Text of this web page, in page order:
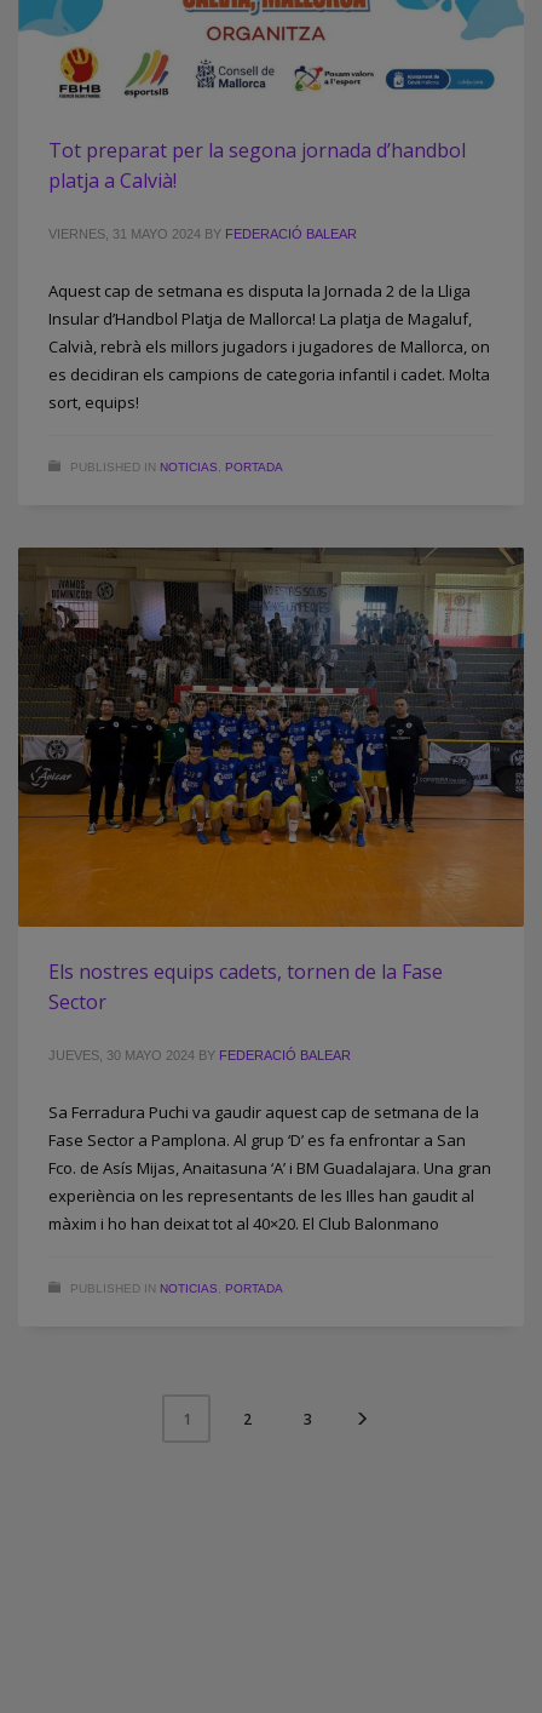
Tot preparat per la segona jornada d’handbol
platja a Calvià!
VIERNES, 31 MAYO 2024 BY FEDERACIÓ BALEAR
Aquest cap de setmana es disputa la Jornada 2 de la Lliga
Insular d’Handbol Platja de Mallorca! La platja de Magaluf,
Calvià, rebrà els millors jugadors i jugadores de Mallorca, on
es decidiran els campions de categoria infantil i cadet. Molta
sort, equips!
PUBLISHED IN NOTICIAS PORTADA
Els nostres equips cadets, tornen de la Fase
Sector
JUEVES, 30 MAYO 2024 BY FEDERACIÓ BALEAR
Sa Ferradura Puchi va gaudir aquest cap de setmana de la
Fase Sector a Pamplona. Al grup ‘D’ es fa enfrontar a San
Fco. de Asís Mijas, Anaitasuna ‘A’ i BM Guadalajara. Una gran
experiència on les representants de les Illes han gaudit al
màxim i ho han deixat tot al 40×20. El Club Balonmano
PUBLISHED IN NOTICIAS PORTADA
1 2 3